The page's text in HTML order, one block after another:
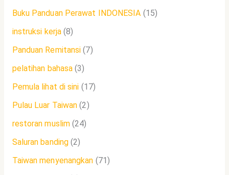
Buku Panduan Perawat INDONESIA (15)
instruksi kerja (8)
Panduan Remitansi (7)
pelatihan bahasa (3)
Pemula lihat di sini (17)
Pulau Luar Taiwan (2)
restoran muslim (24)
Saluran banding (2)
Taiwan menyenangkan (71)